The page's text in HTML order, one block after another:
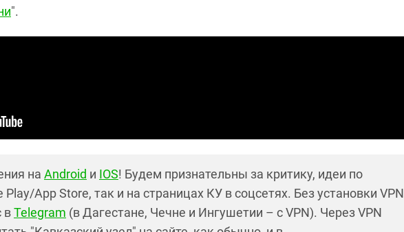
".
на Android и IOS! Будем признательны за критику, идеи по
App Store, так и на страницах КУ в соцсетях. Без установки VPN
вTelegram (в Дагестане, Чечне и Ингушетии – с VPN). Через VPN